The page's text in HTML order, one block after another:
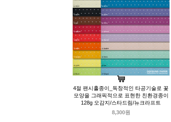
4절 팬시홀종이_독창적인 타공기술로 꽃
모양을 그래픽적으로 표현한 친환경종이
128g 오감지/스타드림/뉴크라프트
8,300원